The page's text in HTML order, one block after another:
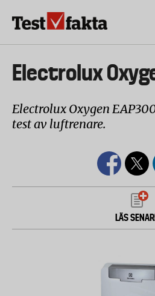
Huvudmeny
ny
Electrolux
Electrolux Oxygen
test av luftrenare.
LÄS